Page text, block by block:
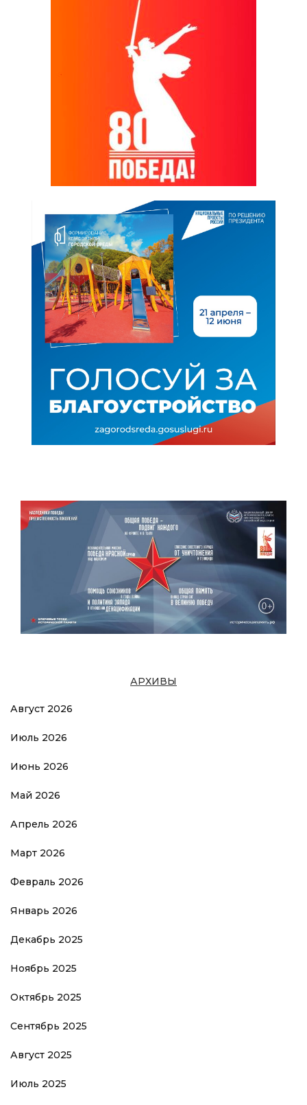
АРХИВЫ
Август 2026
Июль 2026
Июнь 2026
Май 2026
Апрель 2026
Март 2026
Февраль 2026
Январь 2026
Декабрь 2025
Ноябрь 2025
Октябрь 2025
Сентябрь 2025
Август 2025
Июль 2025